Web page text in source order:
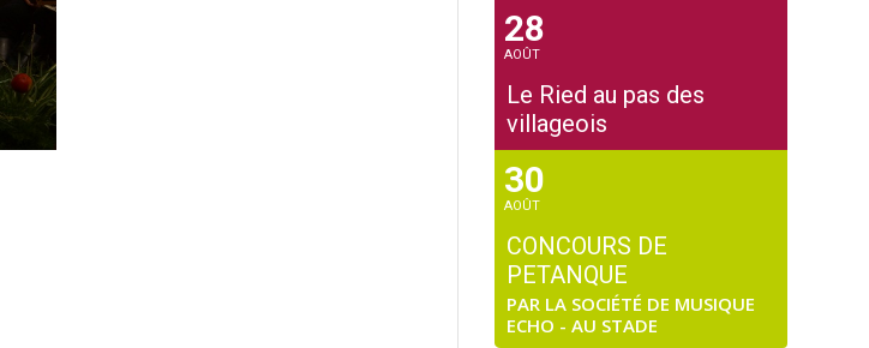
28
AOÛT
Le Ried au pas des
villageois
30
AOÛT
CONCOURS DE
PETANQUE
PAR LA SOCIÉTÉ DE MUSIQUE
ECHO - AU STADE